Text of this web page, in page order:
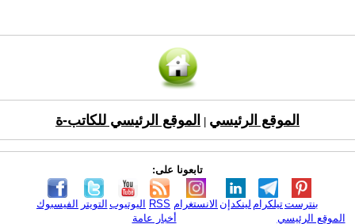
الموقع الرئيسي الموقع الرئيسي للكاتب-ة
تابعونا على:
الفيسبوك التويتر اليوتيوب RSS الانستغرام لينكدإن تيلكرامبنترست
الموقع الرئيسي
أخبار عامة